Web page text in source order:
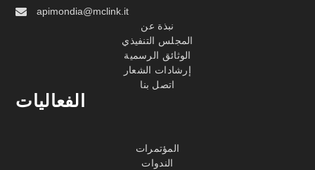
apimondia@mclink.it
نبذة عن
المجلس التنفيذي
الوثائق الرسمية
إرشادات الشعار
اتصل بنا
الفعاليات
المؤتمرات
الندوات